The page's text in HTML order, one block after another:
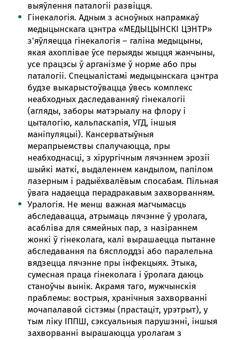
выяўлення паталогіі развіцця.
Гінекалогія. Адным з асноўных напрамкаў
медыцынскага цэнтра «МЕДЫЦЫНСКІ ЦЭНТР»
з'яўляецца гінекалогія – галіна медыцыны,
якая ахоплівае ўсе перыяды жыцця жанчыны,
усе працэсы ў арганізме ў норме або пры
паталогіі. Спецыалістамі медыцынскага цэнтра
будзе выкарыстоўвацца ўвесь комплекс
неабходных даследаванняў гінекалогіі
(агляды, заборы матэрыалу на флору і
цыталогію, кальпаскапія, УГД, іншыя
маніпуляцыі). Кансерватыўныя
мерапрыемствы спалучаюцца, пры
неабходнасці, з хірургічным лячэннем эрозіі
шыйкі маткі, выдаленнем кандылом, папілом
лазерным і радыёхвалёвым спосабам. Пільная
ўвага надаецца перадракавым захворванням.
Уралогія. Не менш важная магчымасць
абследавацца, атрымаць лячэнне ў уролага,
асабліва для сямейных пар, з назіраннем
жонкі ў гінеколага, калі вырашаецца пытанне
абследавання па бясплоддзі або паралельна
вядзецца лячэнне пры інфекцыях. Этыка,
сумесная праца гінеколага і ўролага даюць
станоўчы вынік. Акрамя таго, мужчынскія
праблемы: вострыя, хранічныя захворванні
мочапалавой сістэмы (прастаціт, урэтрыт), у
тым ліку ІППШ, сэксуальныя парушэнні, іншыя
захворванні вырашаюцца уролагам з